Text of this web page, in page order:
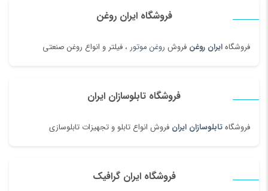
فروشگاه ایران روغن
فروشگاهایران روغن فروش روغن موتور ، فیلتر و انواع روغن صنعتی
فروشگاه تابلوسازان ایران
فروشگاهتابلوسازان ایران فروش انواع تابلو و تجهیزات تابلوسازی
فروشگاه ایران گرافیک